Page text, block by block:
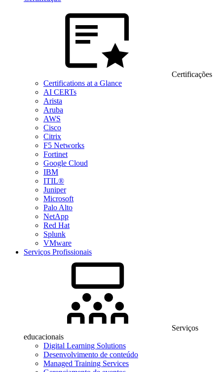
Certificações
Certifications at a Glance
AI CERTs
Arista
Aruba
AWS
Cisco
Citrix
F5 Networks
Fortinet
Google Cloud
IBM
ITIL®
Juniper
Microsoft
Palo Alto
NetApp
Red Hat
Splunk
VMware
Serviços Profissionais
Serviços
educacionais
Digital Learning Solutions
Desenvolvimento de conteúdo
Managed Training Services